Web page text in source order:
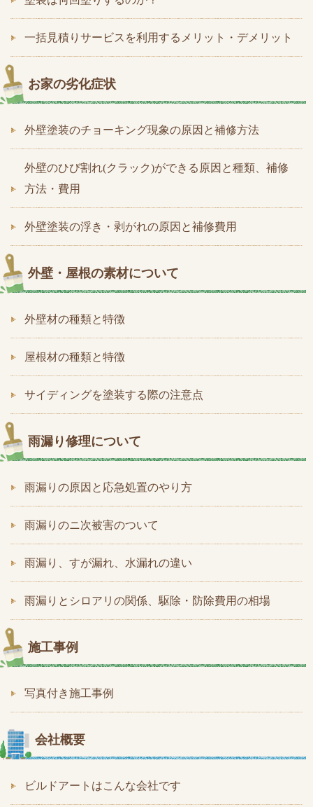
一括見積りサービスを利用するメリット・デメリット
お家の劣化症状
外壁塗装のチョーキング現象の原因と補修方法
外壁のひび割れ(クラック)ができる原因と種類、補修
方法・費用
外壁塗装の浮き・剥がれの原因と補修費用
外壁・屋根の素材について
外壁材の種類と特徴
屋根材の種類と特徴
サイディングを塗装する際の注意点
雨漏り修理について
雨漏りの原因と応急処置のやり方
雨漏りのニ次被害のついて
雨漏り、すが漏れ、水漏れの違い
雨漏りとシロアリの関係、駆除・防除費用の相場
施工事例
写真付き施工事例
会社概要
ビルドアートはこんな会社です